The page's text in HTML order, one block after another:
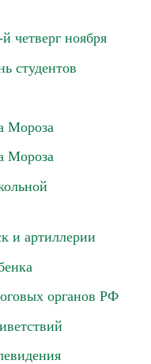
четверг ноября
студентов
Мороза
Мороза
и артиллерии
органов РФ